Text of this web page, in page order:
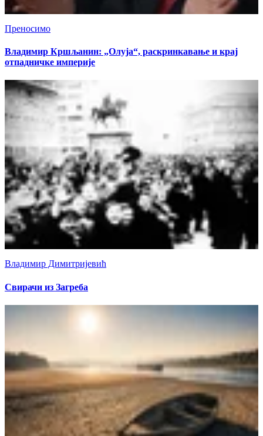
Преносимо
Владимир Кршљанин: „Олуја“, раскринкавање и крај
отпадничке империје
Владимир Димитријевић
Свирачи из Загреба